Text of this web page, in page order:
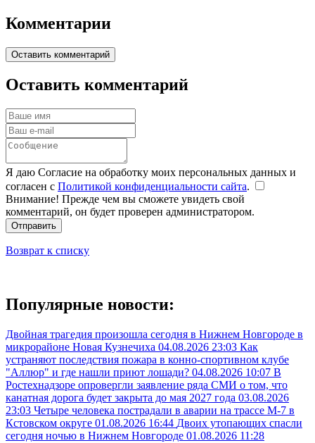
Комментарии
Оставить комментарий
Оставить комментарий
Я даю Согласие на обработку моих персональных данных и
согласен с Политикой конфиденциальности сайта.
Внимание! Прежде чем вы сможете увидеть свой
комментарий, он будет проверен администратором.
Отправить
Возврат к списку
Популярные новости:
Двойная трагедия произошла сегодня в Нижнем Новгороде в
микрорайоне Новая Кузнечиха 04.08.2026 23:03 Как
устраняют последствия пожара в конно-спортивном клубе
"Аллюр" и где нашли приют лошади? 04.08.2026 10:07 В
Ростехнадзоре опровергли заявление ряда СМИ о том, что
канатная дорога будет закрыта до мая 2027 года 03.08.2026
23:03 Четыре человека пострадали в аварии на трассе М-7 в
Кстовском округе 01.08.2026 16:44 Двоих утопающих спасли
сегодня ночью в Нижнем Новгороде 01.08.2026 11:28